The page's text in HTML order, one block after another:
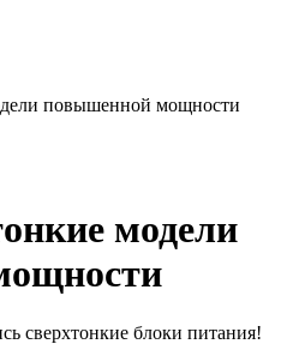
повышенной мощности
модели
сверхтонкие блоки питания!